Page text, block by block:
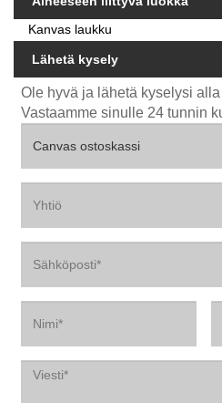
Kanvas laukku
Lähetä kysely
Ole hyvä ja lähetä kyselysi
Vastaamme sinulle 24 tunnin